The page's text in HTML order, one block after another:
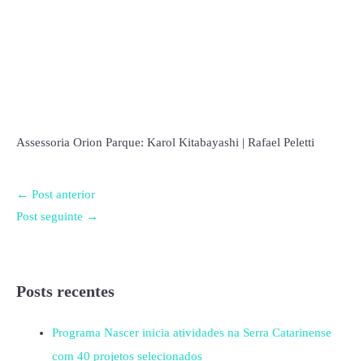
Assessoria Orion Parque: Karol Kitabayashi | Rafael Peletti
← Post anterior
Post seguinte →
Posts recentes
Programa Nascer inicia atividades na Serra Catarinense
com 40 projetos selecionados